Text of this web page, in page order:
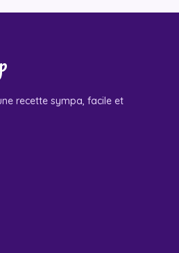
recette sympa, facile et